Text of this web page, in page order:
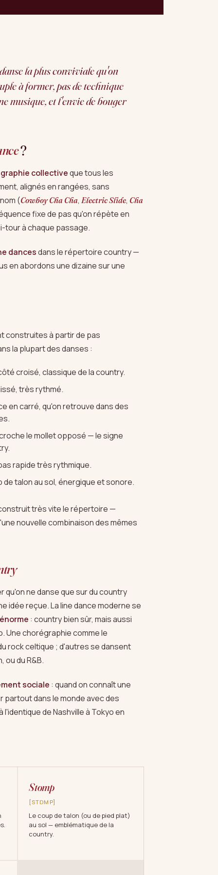
la plus conviviale qu'on
à former, pas de technique
musique, et l'envie de bouger
?
collectiveque tous les
alignés en rangées, sans
(Cowboy Cha Cha,Electric Slide, Cha
fixe de pas qu'on répète en
tour à chaque passage.
dancesdans le répertoire country —
en abordons une dizaine sur une
construites à partir de pas
la plupart des danses :
croisé, classique de la country.
très rythmé.
en carré, qu'on retrouve dans des
le mollet opposé — le signe
rapide très rythmique.
talon au sol, énergique et sonore.
très vite le répertoire —
nouvelle combinaison des mêmes
qu'on ne danse que sur du country
idée reçue. La line dance moderne se
: country bien sûr, mais aussi
Une chorégraphie comme le
rock celtique ; d'autres se dansent
ou du R&B.
sociale : quand on connaît une
partout dans le monde avec des
de Nashville à Tokyo en
Stomp
[STⱰMP]
Le coup de talon (ou de pied plat)
au sol — emblématique de la
country.